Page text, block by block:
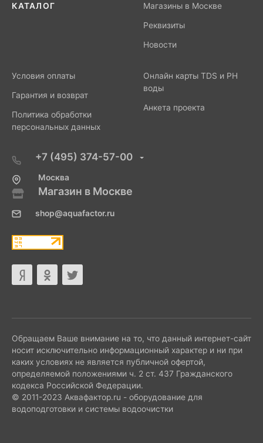
КАТАЛОГ Магазины в Москве
Реквизиты
Новости
Условия оплаты
Гарантия и возврат
Политика обработки
персональных данных
Онлайн карты TDS и PH
воды
Анкета проекта
+7 (495) 374-57-00
Москва
Магазин в Москве
shop@aquafactor.ru
Обращаем Ваше внимание на то, что данный интернет-сайт
носит исключительно информационный характер и ни при
каких условиях не является публичной офертой,
определяемой положениями ч. 2 ст. 437 Гражданского
кодекса Российской Федерации.
© 2011-2023 Аквафактор.ru - оборудование для
водоподготовки и системы водоочистки